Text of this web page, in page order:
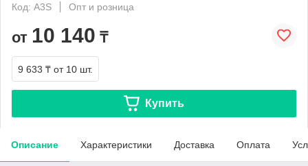
Код: A3S
Опт и розница
от 10 140 ₸
9 633 ₸ от 10 шт.
Купить
Описание Характеристики Доставка Оплата